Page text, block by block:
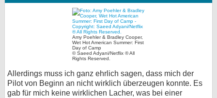
Amy Poehler & Bradley Cooper,
Wet Hot American Summer: First
Day of Camp
© Saeed Adyani/Netflix ® All
Rights Reserved.
Allerdings muss ich ganz ehrlich sagen, dass mich der
Pilot von Beginn an nicht wirklich überzeugen konnte. Es
gab für mich keine wirklichen Lacher, was bei einer